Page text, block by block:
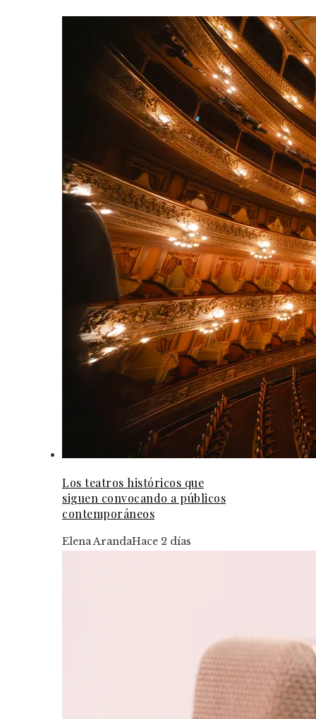
Los teatros históricos que
siguen convocando a públicos
contemporáneos
Elena ArandaHace 2 días